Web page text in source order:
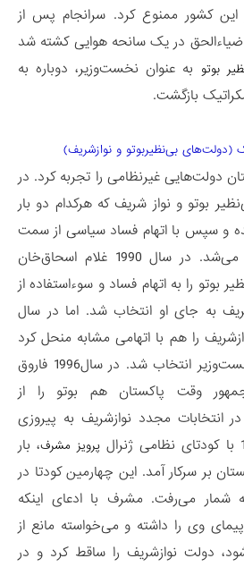
کشور ممنوع کرد. سرانجام پس از
سال 1988 ژنرال ضیاء‌الحق در یک سانحه هوایی کشته شد
بوتو به ‌عنوان نخست‌وزیر، دوباره به
بازگشت.
بی‌نظیربوتو و نوازشریف)
1998پاکستان دولت‌هایی غیرنظامی را تجربه کرد. در
بوتو و نواز شریف که هرکدام دو بار
و سپس با اتهام فساد سیاسی از سمت
خویش عزل شدند، اداره می‌شد. در سال 1990 غلام اسحاق‌خان
بوتو را به اتهام فساد و سوءاستفاده از
به جای او انتخاب شد. اما در سال
را هم با اتهامی مشابه منحل کرد
و دوباره بوتو به عنوان نخست‌وزیر انتخاب شد. در سال1996 فاروق
وقت پاکستان هم بوتو را از
انتخابات مجدد نوازشریف به پیروزی
پرویز مشرف، بار
بر سرکار آمد. این چهارمین کودتا در
شمار می‌رفت. مشرف با ادعای اینکه
وی را داشته و می‌خواسته مانع از
دولت نوازشریف را ساقط کرد و در